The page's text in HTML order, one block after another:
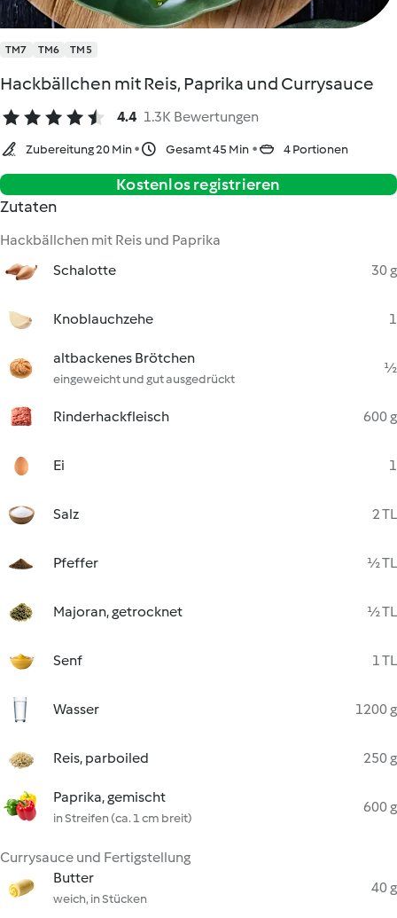
TM7 TM6 TM5
Hackbällchen mit Reis, Paprika und Currysauce
4.4 1.3K Bewertungen
Zubereitung 20 Min Gesamt 45 Min 4 Portionen
Kostenlos registrieren
Zutaten
Hackbällchen mit Reis und Paprika
Schalotte
30 g
Knoblauchzehe 1
altbackenes Brötchen
eingeweicht und gut ausgedrückt
½
Rinderhackfleisch 600 g
Ei 1
Salz 2 TL
Pfeffer ½ TL
Majoran, getrocknet ½ TL
Senf 1 TL
Wasser 1200 g
Reis, parboiled 250 g
Paprika, gemischt
in Streifen (ca. 1 cm breit)
600 g
Currysauce und Fertigstellung
Butter
weich, in Stücken
40 g